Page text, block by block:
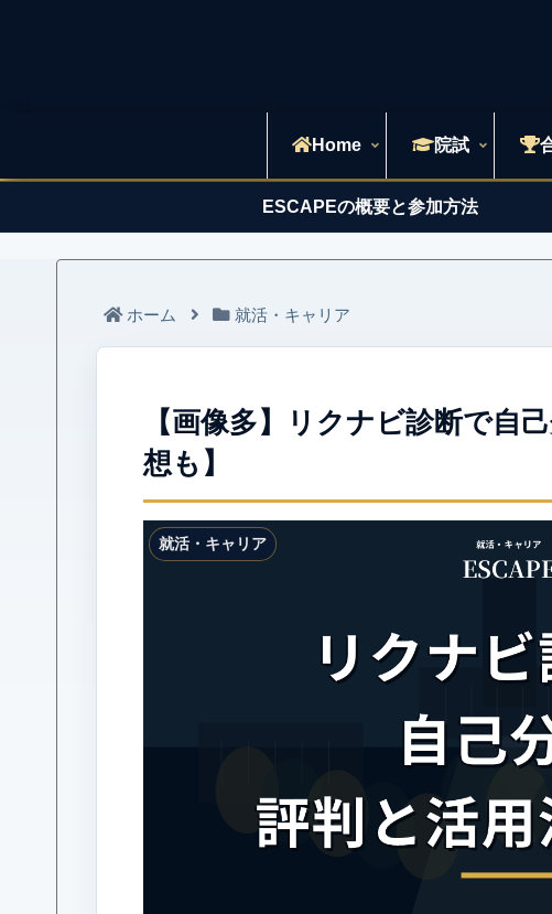
Home 院試
ESCAPEの概要と参加方法
ホーム 就活・キャリア
【画像多】リクナビ診断で自
想も】
就活・キャリア